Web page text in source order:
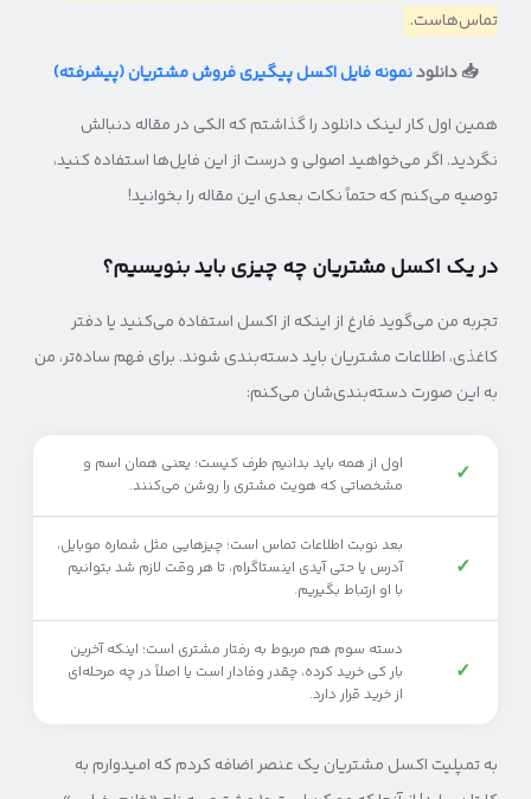
تماس‌هاست.
📥 دانلودنمونه فایل اکسل پیگیری فروش مشتریان (پیشرفته)
همین اول کار لینک دانلود را گذاشتم که الکی در مقاله دنبالش
نگردید. اگر می‌خواهید اصولی و درست از این فایل‌ها استفاده کنید،
توصیه می‌کنم که حتماً نکات بعدی این مقاله را بخوانید!
در یک اکسل مشتریان چه چیزی باید بنویسیم؟
تجربه من می‌گوید فارغ از اینکه از اکسل استفاده می‌کنید یا دفتر
کاغذی، اطلاعات مشتریان باید دسته‌بندی شوند. برای فهم ساده‌تر، من
به این صورت دسته‌بندی‌شان می‌کنم:
✓
اول از همه باید بدانیم طرف کیست؛ یعنی همان اسم و
مشخصاتی که هویت مشتری را روشن می‌کنند.
✓
بعد نوبت اطلاعات تماس است؛ چیزهایی مثل شماره موبایل،
آدرس یا حتی آیدی اینستاگرام، تا هر وقت لازم شد بتوانیم
با او ارتباط بگیریم.
✓
دسته سوم هم مربوط به رفتار مشتری است؛ اینکه آخرین
بار کی خرید کرده، چقدر وفادار است یا اصلاً در چه مرحله‌ای
از خرید قرار دارد.
به تمپلیت اکسل مشتریان یک عنصر اضافه کردم که امیدوارم به